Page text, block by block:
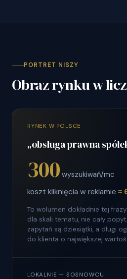
PORTRET NISZY
Obraz rynku w
RYNEK W POLSCE
„obsługa prawna
300 wyszukiwań/mc
koszt kliknięcia w reklamie ≈
To wolumen dokładnie tej
dla skali tematu, nie cały
zapytań są dziesiątki, a długi
do klienta o największej
LOKALNIE — SOSNOWCU